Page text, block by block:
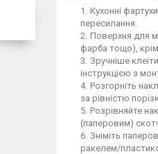
Кухонні
пересилання.
Поверхня для
фарба тощо), крім
Зручніше
інструкцією з
Розгорніть
за рівністю
Розрівняйте
(паперовим)
Зніміть
ракелем/